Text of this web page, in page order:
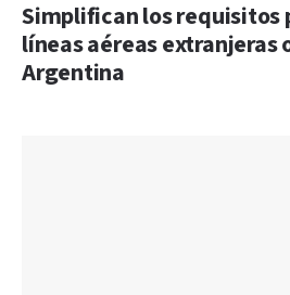
Simplifican los requisitos
líneas aéreas extranjeras
Argentina